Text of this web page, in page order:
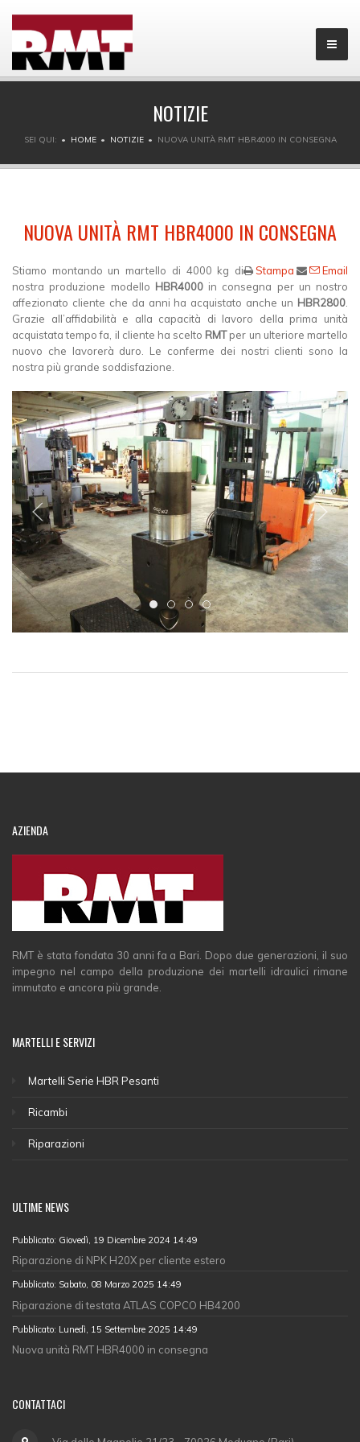
NOTIZIE
SEI QUI: HOME NOTIZIE NUOVA UNITÀ RMT HBR4000 IN CONSEGNA
NUOVA UNITÀ RMT HBR4000 IN CONSEGNA
Stampa Email
Stiamo montando un martello di 4000 kg di
nostra produzione modello HBR4000in consegna per un nostro
affezionato cliente che da anni ha acquistato anche un HBR2800
Grazie all’affidabilità e alla capacità di lavoro della prima unità
acquistata tempo fa, il cliente ha scelto RMTper un ulteriore martello
nuovo che lavorerà duro. Le conferme dei nostri clienti sono la
nostra più grande soddisfazione.
hbr4000-
hbr4000-
hbr4000-
hbr4000-
AZIENDA
RMT è stata fondata 30 anni fa a Bari. Dopo due generazioni, il suo
impegno nel campo della produzione dei martelli idraulici rimane
immutato e ancora più grande.
MARTELLI E SERVIZI
Martelli Serie HBR Pesanti
Ricambi
Riparazioni
ULTIME NEWS
Pubblicato: Giovedì, 19 Dicembre 2024 14:49
Riparazione di NPK H20X per cliente estero
Pubblicato: Sabato, 08 Marzo 2025 14:49
Riparazione di testata ATLAS COPCO HB4200
Pubblicato: Lunedì, 15 Settembre 2025 14:49
Nuova unità RMT HBR4000 in consegna
CONTATTACI